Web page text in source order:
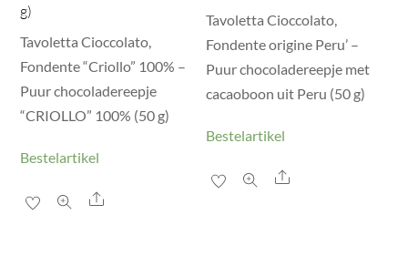
g)
Tavoletta Cioccolato,
Fondente “Criollo” 100% –
Puur chocoladereepje
“CRIOLLO” 100% (50 g)
Bestelartikel
Share
Tavoletta Cioccolato,
Fondente origine Peru’ –
Puur chocoladereepje met
cacaoboon uit Peru (50 g)
Bestelartikel
Share